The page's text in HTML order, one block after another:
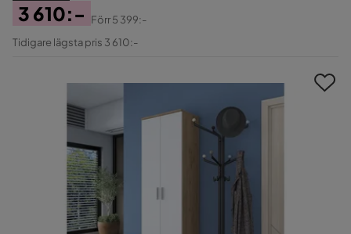
Pris
3 610:-
Original
Förr5 399:-
Tidigare lägsta pris 3 610:-